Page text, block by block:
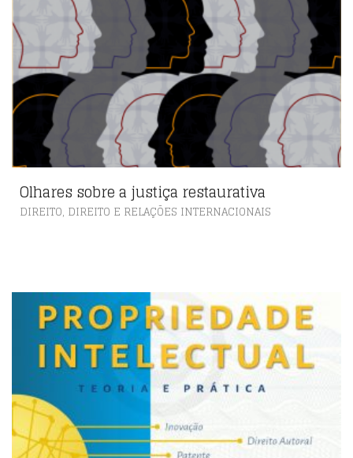
Olhares sobre a justiça restaurativa
DIREITO, DIREITO E RELAÇÕES INTERNACIONAIS